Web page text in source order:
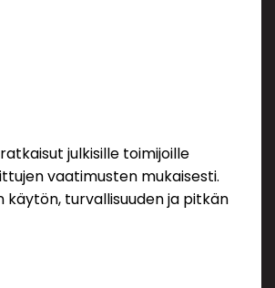
julkisille toimijoille
vaatimusten mukaisesti.
käytön, turvallisuuden ja pitkän
yhteyttä